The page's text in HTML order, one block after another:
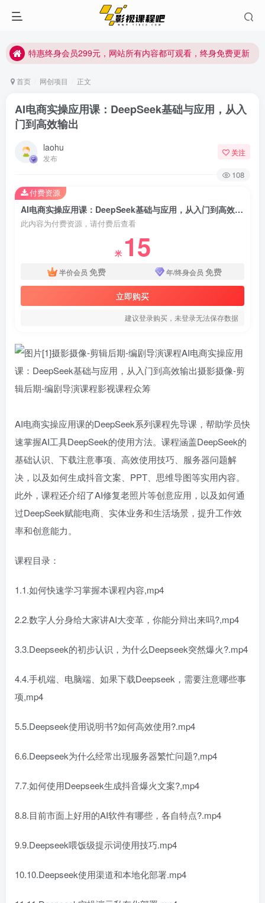
特惠终身会员299元，网站所有内容都可观看，终身免费更新
特惠终身会员299元，网站所有内容都可观看，终身免费更新
首页 网创项目 正文
AI电商实操应用课：DeepSeek基础与应用，从入
门到高效输出
laohu
发布
关注
108
AI电商实操应用课：DeepSeek基础与应用，从入门到高效输出
此内容为付费资源，请付费后查看
米 15
半价会员 免费 年/终身会员 免费
立即购买
建议登录购买，未登录无法保存数据
付费资源
AI电商实操应用课的DeepSeek系列课程先导课，帮助学员快
速掌握AI工具DeepSeek的使用方法。课程涵盖DeepSeek的
基础认识、下载注意事项、高效使用技巧、服务器问题解
决，以及如何生成抖音文案、PPT、思维导图等实用内容。
此外，课程还介绍了AI修复老照片等创意应用，以及如何通
过DeepSeek赋能电商、实体业务和生活场景，提升工作效
率和创意能力。
课程目录：
1.1.如何快速学习掌握本课程内容,mp4
2.2.数字人分身给大家讲AI大变革，你能分辩出来吗?,mp4
3.3.Deepseek的初步认识，为什么Deepseek突然爆火?.mp4
4.4.手机端、电脑端、如果下载Deepseek，需要注意哪些事
项,mp4
5.5.Deepseek使用说明书?如何高效使用?.mp4
6.6.Deepseek为什么经常出现服务器繁忙问题?,mp4
7.7.如何使用Deepseek生成抖音爆火文案?,mp4
8.8.目前市面上好用的AI软件有哪些，各自特点?.mp4
9.9.Deepseek喂饭级提示词使用技巧.mp4
10.10.Deepseek使用渠道和本地化部署.mp4